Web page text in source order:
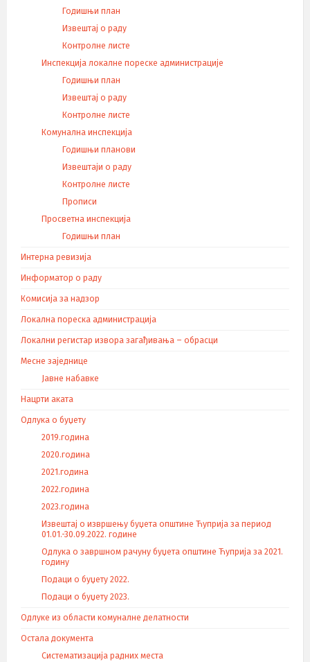
Годишњи план
Извештај о раду
Контролне листе
Инспекција локалне пореске администрације
Годишњи план
Извештај о раду
Контролне листе
Комунална инспекција
Годишњи планови
Извештаји о раду
Контролне листе
Прописи
Просветна инспекција
Годишњи план
Интерна ревизија
Информатор о раду
Комисија за надзор
Локална пореска администрација
Локални регистар извора загађивања – обрасци
Месне заједнице
Јавне набавке
Нацрти аката
Одлука о буџету
2019.година
2020.година
2021.година
2022.година
2023.година
Извештај о извршењу буџета општине Ћуприја за период
01.01.-30.09.2022. године
Одлука о завршном рачуну буџета општине Ћуприја за 2021.
годину
Подаци о буџету 2022.
Подаци о буџету 2023.
Одлуке из области комуналне делатности
Остала документа
Систематизација радних места